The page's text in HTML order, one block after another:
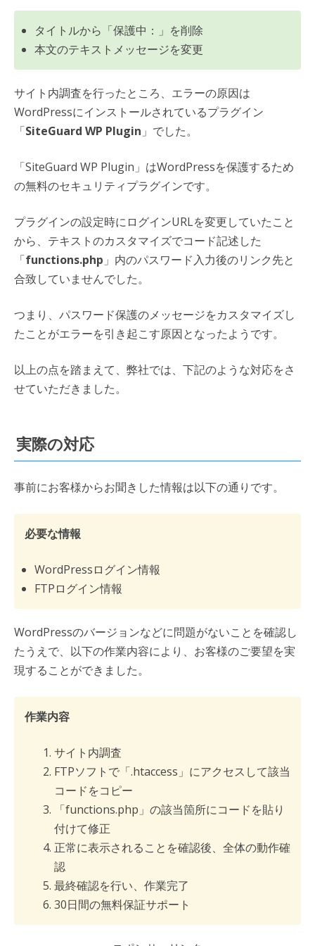
タイトルから「保護中：」を削除
本文のテキストメッセージを変更
サイト内調査を行ったところ、エラーの原因は
WordPressにインストールされているプラグイン
「SiteGuard WP Plugin 」でした。
「SiteGuard WP Plugin」はWordPressを保護するため
の無料のセキュリティプラグインです。
プラグインの設定時にログインURLを変更していたこと
から、テキストのカスタマイズでコード記述した
「functions.php 」内のパスワード入力後のリンク先と
合致していませんでした。
つまり、パスワード保護のメッセージをカスタマイズし
たことがエラーを引き起こす原因となったようです。
以上の点を踏まえて、弊社では、下記のような対応をさ
せていただきました。
実際の対応
事前にお客様からお聞きした情報は以下の通りです。
必要な情報
WordPressログイン情報
FTPログイン情報
WordPressのバージョンなどに問題がないことを確認し
たうえで、以下の作業内容により、お客様のご要望を実
現することができました。
作業内容
サイト内調査
FTPソフトで「.htaccess」にアクセスして該当
コードをコピー
「functions.php」の該当箇所にコードを貼り
付けて修正
正常に表示されることを確認後、全体の動作確
認
最終確認を行い、作業完了
30日間の無料保証サポート